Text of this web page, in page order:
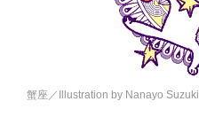
蟹座／Illustration by Nanayo Suzuki